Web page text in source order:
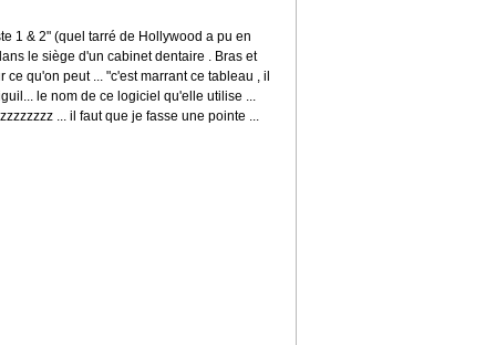
1 & 2" (quel tarré de Hollywood a pu en
le siège d'un cabinet dentaire . Bras et
qu'on peut ... "c'est marrant ce tableau , il
le nom de ce logiciel qu'elle utilise ...
... il faut que je fasse une pointe ...